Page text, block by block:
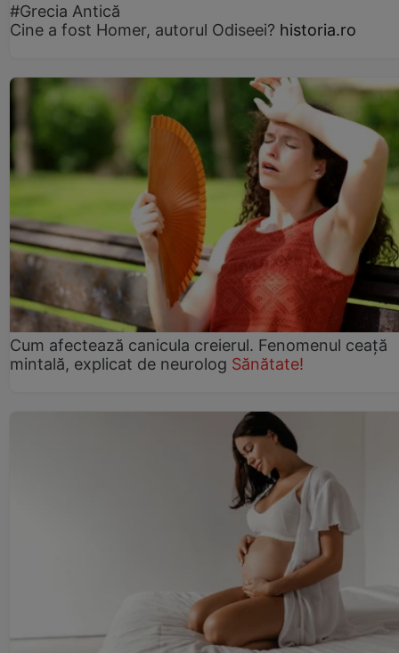
#Grecia Antică
Cine a fost Homer, autorul Odiseei? historia.ro
Cum afectează canicula creierul. Fenomenul ceață
mintală, explicat de neurolog Sănătate!